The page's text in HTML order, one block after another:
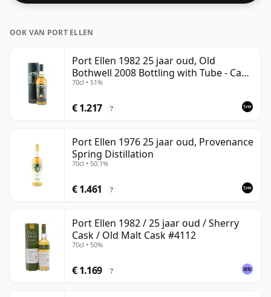
50%.
OOK VAN PORT ELLEN
Port Ellen 1982 25 jaar oud, Old
Bothwell 2008 Bottling with Tube - Cask
#2555
70cl • 51%
€ 1.217 ?
Port Ellen 1976 25 jaar oud, Provenance
Spring Distillation
70cl • 50.1%
€ 1.461 ?
Port Ellen 1982 / 25 jaar oud / Sherry
Cask / Old Malt Cask #4112
70cl • 50%
€ 1.169 ?